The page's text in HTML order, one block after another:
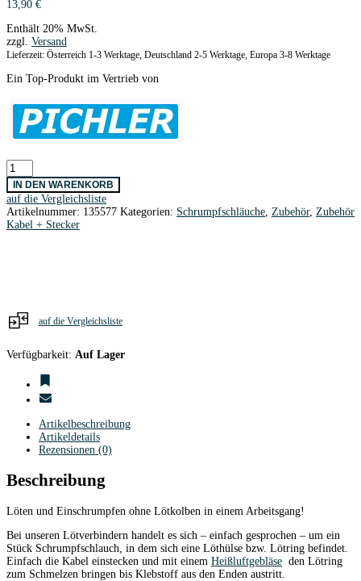
13,90 €
Enthält 20% MwSt.
zzgl. Versand
Lieferzeit: Österreich 1-3 Werktage, Deutschland 2-5 Werktage, Europa 3-8 Werktage
Ein Top-Produkt im Vertrieb von
Lötverbinder
1,5
mm
weiß
/
50
IN DEN WARENKORB
auf die Vergleichsliste
Artikelnummer: 135577 Kategorien: Schrumpfschläuche Zubehör, Zubehör
Kabel + Stecker
auf die Vergleichsliste
Verfügbarkeit: Auf Lager
Artikelbeschreibung
Artikeldetails
Rezensionen (0)
Beschreibung
Löten und Einschrumpfen ohne Lötkolben in einem Arbeitsgang!
Bei unseren Lötverbindern handelt es sich – einfach gesprochen – um ein
Stück Schrumpfschlauch, in dem sich eine Löthülse bzw. Lötring befindet.
Einfach die Kabel einstecken und mit einem Heißluftgebläse den Lötring
zum Schmelzen bringen bis Klebstoff aus den Enden austritt.